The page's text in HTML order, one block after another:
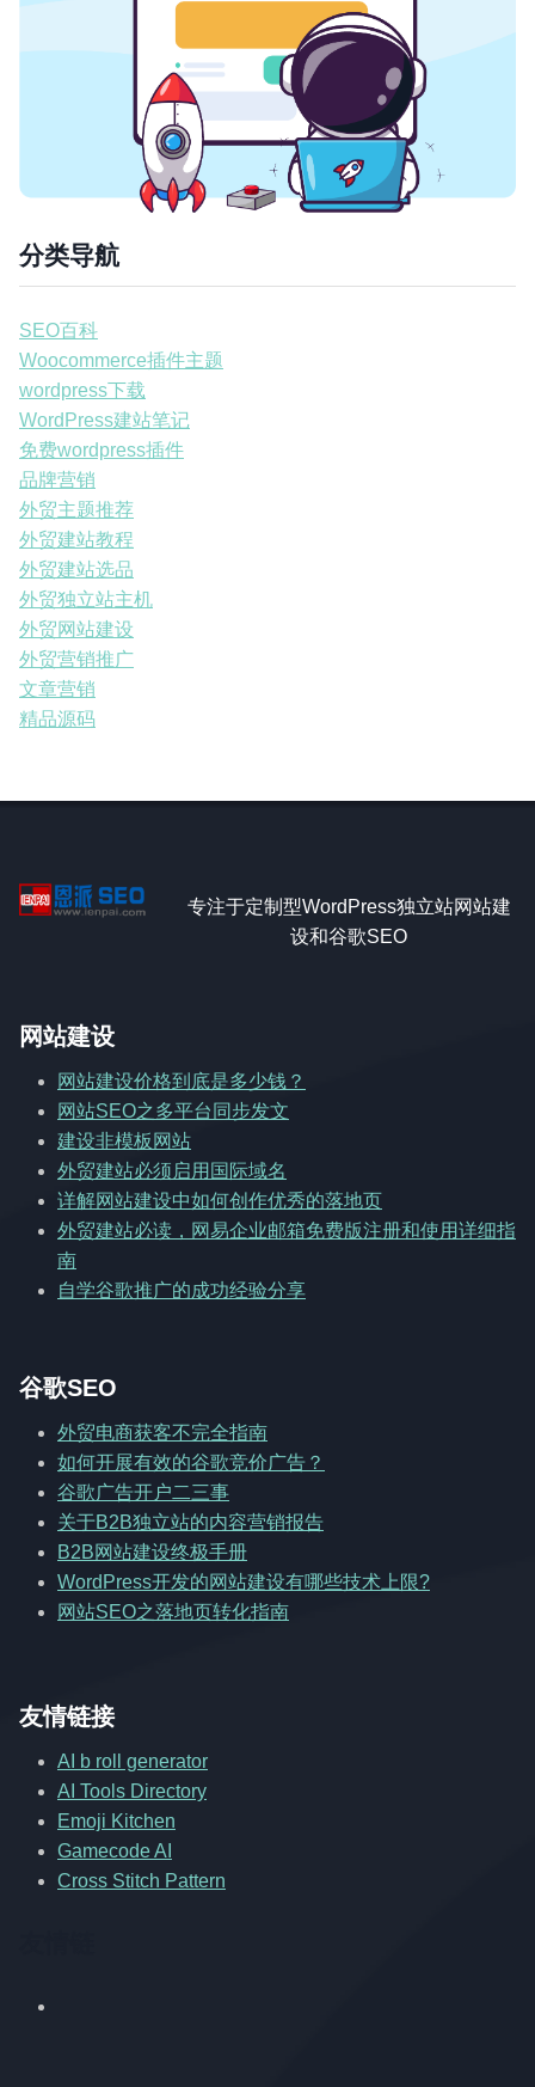
分类导航
SEO百科
Woocommerce插件主题
wordpress下载
WordPress建站笔记
免费wordpress插件
品牌营销
外贸主题推荐
外贸建站教程
外贸建站选品
外贸独立站主机
外贸网站建设
外贸营销推广
文章营销
精品源码
专注于定制型WordPress独立站网站建
设和谷歌SEO
网站建设
网站建设价格到底是多少钱？
网站SEO之多平台同步发文
建设非模板网站
外贸建站必须启用国际域名
详解网站建设中如何创作优秀的落地页
外贸建站必读，网易企业邮箱免费版注册和使用详细指
南
自学谷歌推广的成功经验分享
谷歌SEO
外贸电商获客不完全指南
如何开展有效的谷歌竞价广告？
谷歌广告开户二三事
关于B2B独立站的内容营销报告
B2B网站建设终极手册
WordPress开发的网站建设有哪些技术上限?
网站SEO之落地页转化指南
友情链接
AI b roll generator
AI Tools Directory
Emoji Kitchen
Gamecode AI
Cross Stitch Pattern